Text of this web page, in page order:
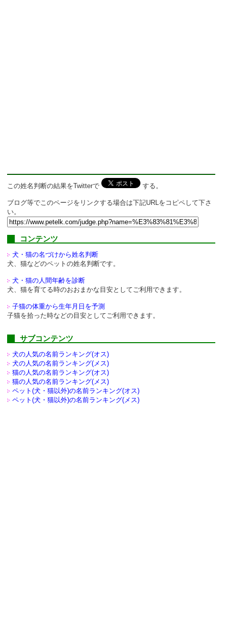
この姓名判断の結果をTwitterで する。
ブログ等でこのページをリンクする場合は下記URLをコピペして下さ
い。
コンテンツ
犬・猫の名づけから姓名判断
犬、猫などのペットの姓名判断です。
犬・猫の人間年齢を診断
犬、猫を育てる時のおおまかな目安としてご利用できます。
子猫の体重から生年月日を予測
子猫を拾った時などの目安としてご利用できます。
サブコンテンツ
犬の人気の名前ランキング(オス)
犬の人気の名前ランキング(メス)
猫の人気の名前ランキング(オス)
猫の人気の名前ランキング(メス)
ペット(犬・猫以外)の名前ランキング(オス)
ペット(犬・猫以外)の名前ランキング(メス)